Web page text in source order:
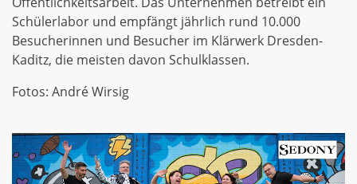
Schülerlabor und empfängt jährlich rund 10.000
Besucherinnen und Besucher im Klärwerk Dresden-
Kaditz, die meisten davon Schulklassen.
Fotos: André Wirsig